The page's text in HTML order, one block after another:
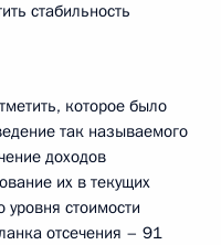
стабильность
которое было
так называемого
доходов
их в текущих
уровня стоимости
отсечения – 91